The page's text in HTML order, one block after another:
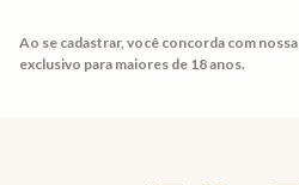
Ao se cadastrar, você concorda com nossa
exclusivo para maiores de 18 anos.